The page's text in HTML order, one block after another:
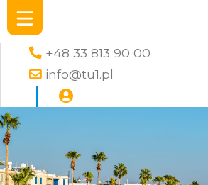
+48 33 813 90 00
info@tu1.pl